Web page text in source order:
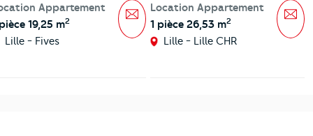
Appartement
19,25 m2
Lille - Fives
Message
Location Appartement
1 pièce 26,53 m2
Lille - Lille CHR